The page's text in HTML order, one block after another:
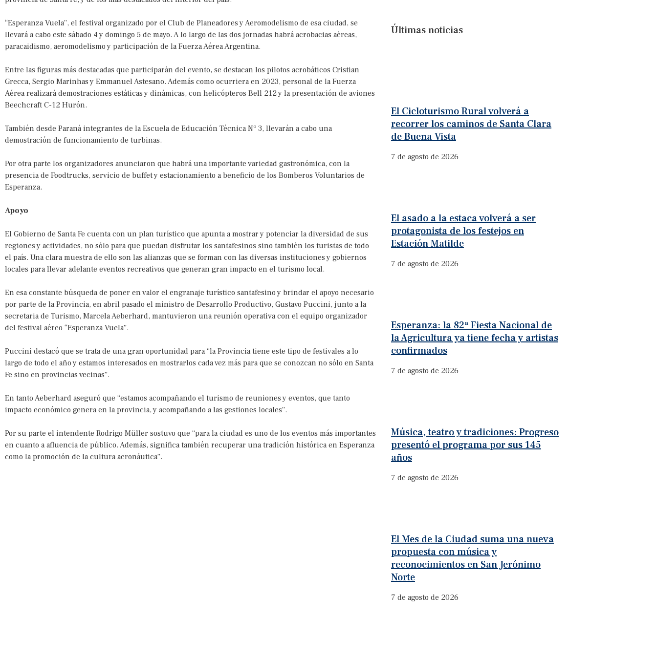
“Esperanza Vuela”, el festival organizado por el Club de Planeadores y Aeromodelismo de esa ciudad, se
llevará a cabo este sábado 4 y domingo 5 de mayo. A lo largo de las dos jornadas habrá acrobacias aéreas,
paracaidismo, aeromodelismo y participación de la Fuerza Aérea Argentina.
Entre las figuras más destacadas que participarán del evento, se destacan los pilotos acrobáticos Cristian
Grecca, Sergio Marinhas y Emmanuel Astesano. Además como ocurriera en 2023, personal de la Fuerza
Aérea realizará demostraciones estáticas y dinámicas, con helicópteros Bell 212 y la presentación de aviones
Beechcraft C-12 Hurón.
También desde Paraná integrantes de la Escuela de Educación Técnica Nº 3, llevarán a cabo una
demostración de funcionamiento de turbinas.
Por otra parte los organizadores anunciaron que habrá una importante variedad gastronómica, con la
presencia de Foodtrucks, servicio de buffet y estacionamiento a beneficio de los Bomberos Voluntarios de
Esperanza.
Apoyo
El Gobierno de Santa Fe cuenta con un plan turístico que apunta a mostrar y potenciar la diversidad de sus
regiones y actividades, no sólo para que puedan disfrutar los santafesinos sino también los turistas de todo
el país. Una clara muestra de ello son las alianzas que se forman con las diversas instituciones y gobiernos
locales para llevar adelante eventos recreativos que generan gran impacto en el turismo local.
En esa constante búsqueda de poner en valor el engranaje turístico santafesino y brindar el apoyo necesario
por parte de la Provincia, en abril pasado el ministro de Desarrollo Productivo, Gustavo Puccini, junto a la
secretaria de Turismo, Marcela Aeberhard, mantuvieron una reunión operativa con el equipo organizador
del festival aéreo “Esperanza Vuela”.
Puccini destacó que se trata de una gran oportunidad para “la Provincia tiene este tipo de festivales a lo
largo de todo el año y estamos interesados en mostrarlos cada vez más para que se conozcan no sólo en Santa
Fe sino en provincias vecinas”.
En tanto Aeberhard aseguró que “estamos acompañando el turismo de reuniones y eventos, que tanto
impacto económico genera en la provincia, y acompañando a las gestiones locales”.
Por su parte el intendente Rodrigo Müller sostuvo que “para la ciudad es uno de los eventos más importantes
en cuanto a afluencia de público. Además, significa también recuperar una tradición histórica en Esperanza
como la promoción de la cultura aeronáutica”.
Últimas noticias
El Cicloturismo Rural volverá a
recorrer los caminos de Santa Clara
de Buena Vista
7 de agosto de 2026
El asado a la estaca volverá a ser
protagonista de los festejos en
Estación Matilde
7 de agosto de 2026
Esperanza: la 82ª Fiesta Nacional de
la Agricultura ya tiene fecha y artistas
confirmados
7 de agosto de 2026
Música, teatro y tradiciones: Progreso
presentó el programa por sus 145
años
7 de agosto de 2026
El Mes de la Ciudad suma una nueva
propuesta con música y
reconocimientos en San Jerónimo
Norte
7 de agosto de 2026